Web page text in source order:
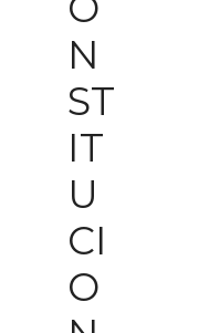
N
ST
IT
U
CI
O